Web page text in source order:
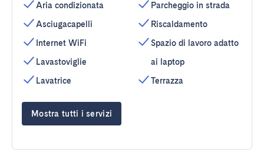
Aria condizionata
Asciugacapelli
Internet WiFi
Lavastoviglie
Lavatrice
Parcheggio in strada
Riscaldamento
Spazio di lavoro adatto
ai laptop
Terrazza
Mostra tutti i servizi